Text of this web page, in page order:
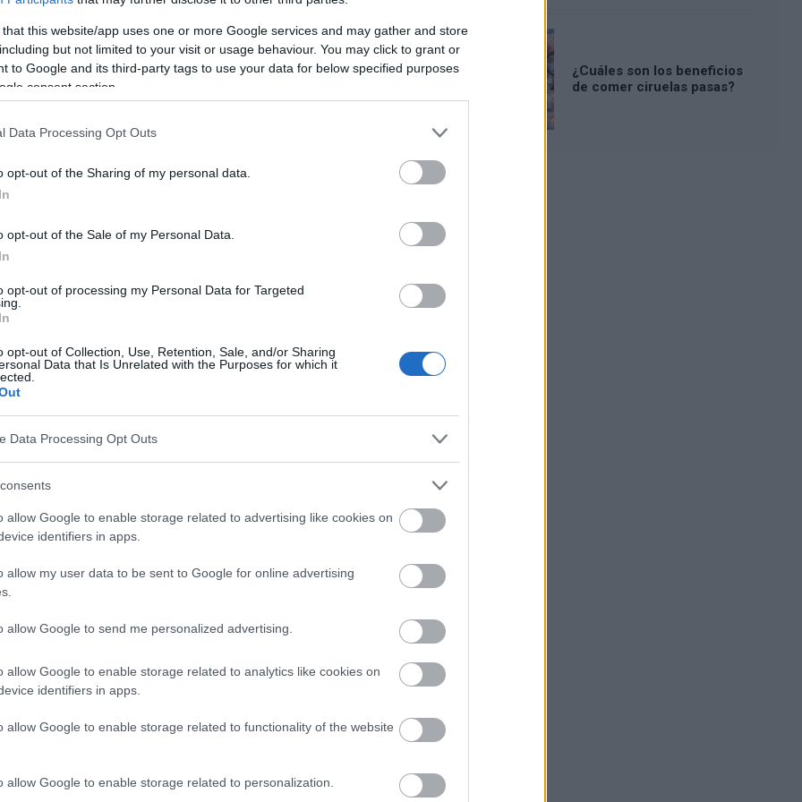
that this website/app uses one or more Google services and may gather and store
but not limited to your visit or usage behaviour. You may click to grant or
to Google and its third-party tags to use your data for below specified purposes
consent section.
Data Processing Opt Outs
opt-out of the Sharing of my personal data.
opt-out of the Sale of my Personal Data.
opt-out of processing my Personal Data for Targeted
opt-out of Collection, Use, Retention, Sale, and/or Sharing
Data that Is Unrelated with the Purposes for which it
Data Processing Opt Outs
allow Google to enable storage related to advertising like cookies on
identifiers in apps.
allow my user data to be sent to Google for online advertising
allow Google to send me personalized advertising.
allow Google to enable storage related to analytics like cookies on
identifiers in apps.
allow Google to enable storage related to functionality of the website
allow Google to enable storage related to personalization.
salud
cardiacas
que se centra en consumir mucha grasa, una
carbohidratos. El objetivo es poner al organismo
a quemar grasa como principal fuente de energía
incluyen:
carbohidratos suele limitarse a 20-50 gramos al día.
representan aproximadamente el 70-80% de la
deben representar aproximadamente el 20-
¿Cuáles son los beneficios
de comer ciruelas pasas?